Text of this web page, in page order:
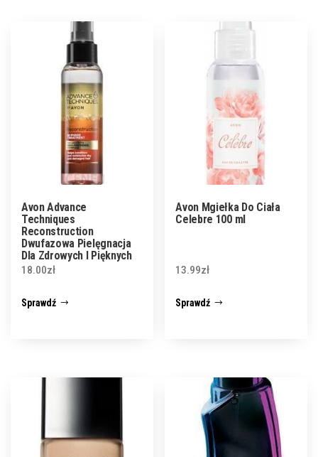
Avon Advance
Techniques
Reconstruction
Dwufazowa Pielęgnacja
Dla Zdrowych I Pięknych
Włosów 100 Ml
18.00zł
Sprawdź
Avon Mgiełka Do Ciała
Celebre 100 ml
13.99zł
Sprawdź